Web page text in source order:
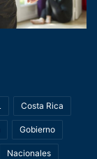
Costa Rica
Gobierno
Nacionales